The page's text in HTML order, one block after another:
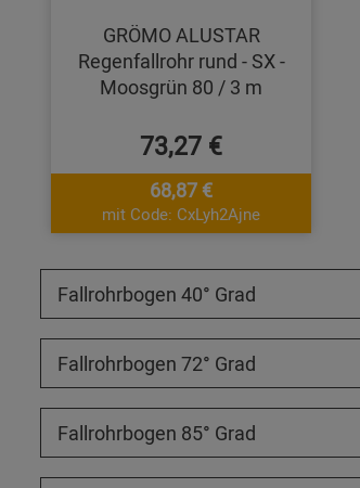
GRÖMO ALUSTAR
Regenfallrohr rund - SX -
Moosgrün 80 / 3 m
73,27 €
68,87 €
mit Code: CxLyh2Ajne
Fallrohrbogen 40° Grad
Fallrohrbogen 72° Grad
Fallrohrbogen 85° Grad